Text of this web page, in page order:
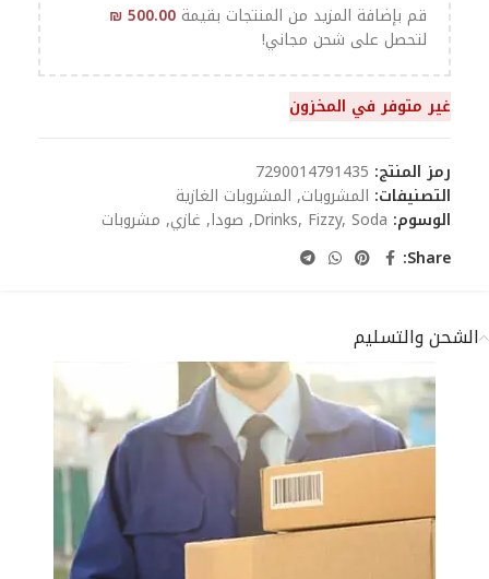
قم بإضافة المزيد من المنتجات بقيمة ₪500.00
لتحصل على شحن مجاني!
غير متوفر في المخزون
رمز المنتج: 7290014791435
التصنيفات: المشروبات, المشروبات الغازية
الوسوم:
Drinks, Fizzy, Soda
, صودا, غازي, مشروبات
Share:
الشحن والتسليم